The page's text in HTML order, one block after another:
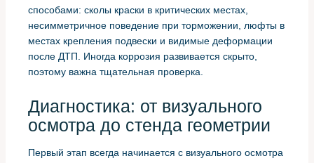
способами: сколы краски в критических местах,
несимметричное поведение при торможении, люфты в
местах крепления подвески и видимые деформации
после ДТП. Иногда коррозия развивается скрыто,
поэтому важна тщательная проверка.
Диагностика: от визуального
осмотра до стенда геометрии
Первый этап всегда начинается с визуального осмотра